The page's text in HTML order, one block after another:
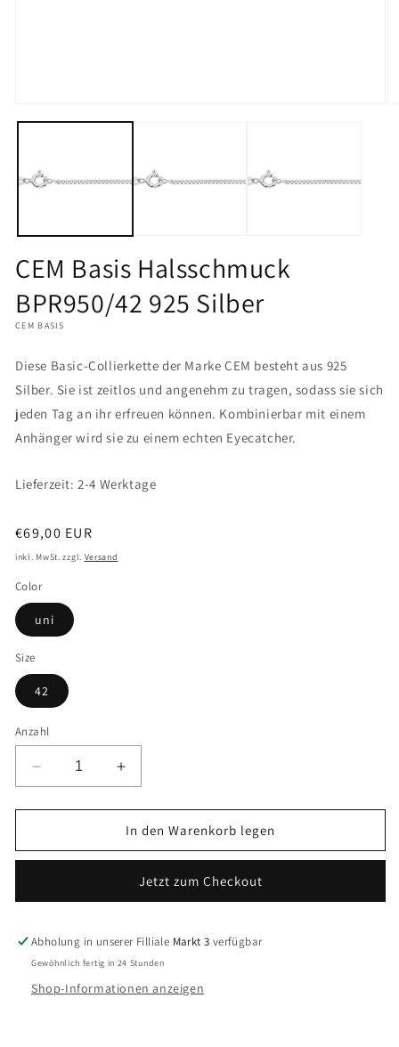
1
CEM Basis Halsschmuck
BPR950/42 925 Silber
CEM BASIS
Diese Basic-Collierkette der Marke CEM besteht aus 925
Silber. Sie ist zeitlos und angenehm zu tragen, sodass sie sich
jeden Tag an ihr erfreuen können. Kombinierbar mit einem
Anhänger wird sie zu einem echten Eyecatcher.
Lieferzeit: 2-4 Werktage
Normaler
Preis
€69,00 EUR
inkl. MwSt. zzgl. Versand
Color
uni
Size
42
Anzahl
Verringere
die
Menge
CEM
BPR950/42
Silber
Erhöhe
die
Menge
für
CEM
Halsschmuck
BPR950/42
Silber
In den Warenkorb legen
Jetzt zum Checkout
Abholung in unserer Filliale Markt 3 verfügbar
Gewöhnlich fertig in 24 Stunden
Shop-Informationen anzeigen